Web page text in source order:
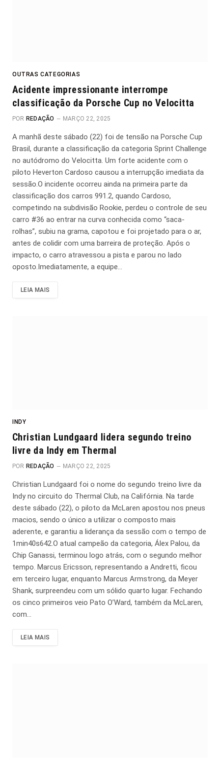
OUTRAS CATEGORIAS
Acidente impressionante interrompe
classificação da Porsche Cup no Velocitta
POR REDAÇÃO MARÇO 22, 2025
A manhã deste sábado (22) foi de tensão na Porsche Cup
Brasil, durante a classificação da categoria Sprint Challenge
no autódromo do Velocitta. Um forte acidente com o
piloto Heverton Cardoso causou a interrupção imediata da
sessão.O incidente ocorreu ainda na primeira parte da
classificação dos carros 991.2, quando Cardoso,
competindo na subdivisão Rookie, perdeu o controle de seu
carro #36 ao entrar na curva conhecida como “saca-
rolhas”, subiu na grama, capotou e foi projetado para o ar,
antes de colidir com uma barreira de proteção. Após o
impacto, o carro atravessou a pista e parou no lado
oposto.Imediatamente, a equipe…
LEIA MAIS
INDY
Christian Lundgaard lidera segundo treino
livre da Indy em Thermal
POR REDAÇÃO MARÇO 22, 2025
Christian Lundgaard foi o nome do segundo treino livre da
Indy no circuito do Thermal Club, na Califórnia. Na tarde
deste sábado (22), o piloto da McLaren apostou nos pneus
macios, sendo o único a utilizar o composto mais
aderente, e garantiu a liderança da sessão com o tempo de
1min40s642.O atual campeão da categoria, Álex Palou, da
Chip Ganassi, terminou logo atrás, com o segundo melhor
tempo. Marcus Ericsson, representando a Andretti, ficou
em terceiro lugar, enquanto Marcus Armstrong, da Meyer
Shank, surpreendeu com um sólido quarto lugar. Fechando
os cinco primeiros veio Pato O’Ward, também da McLaren,
com…
LEIA MAIS